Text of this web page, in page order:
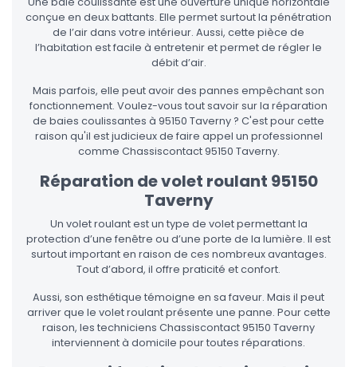
conçue en deux battants. Elle permet surtout la pénétration
de l’air dans votre intérieur. Aussi, cette pièce de
l’habitation est facile à entretenir et permet de régler le
débit d’air.
Mais parfois, elle peut avoir des pannes empêchant son
fonctionnement. Voulez-vous tout savoir sur la réparation
de baies coulissantes à 95150 Taverny ? C'est pour cette
raison qu'il est judicieux de faire appel un professionnel
comme Chassiscontact 95150 Taverny.
Réparation de volet roulant 95150
Taverny
Un volet roulant est un type de volet permettant la
protection d’une fenêtre ou d’une porte de la lumière. Il est
surtout important en raison de ces nombreux avantages.
Tout d’abord, il offre praticité et confort.
Aussi, son esthétique témoigne en sa faveur. Mais il peut
arriver que le volet roulant présente une panne. Pour cette
raison, les techniciens Chassiscontact 95150 Taverny
interviennent à domicile pour toutes réparations.